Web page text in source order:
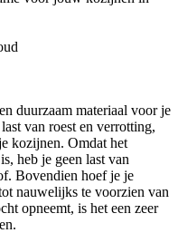
duurzaam materiaal voor je
van roest en verrotting,
kozijnen. Omdat het
heb je geen last van
Bovendien hoef je je
nauwelijks te voorzien van
opneemt, is het een zeer